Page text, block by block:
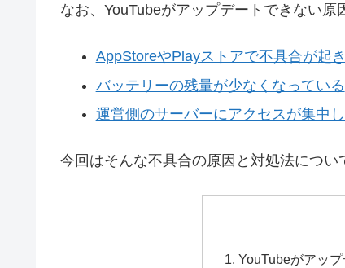
なお、YouTubeがアップデートできない原
AppStoreやPlayストアで不具合が起
バッテリーの残量が少なくなっている
運営側のサーバーにアクセスが集中
今回はそんな不具合の原因と対処法につい
YouTubeがアッ